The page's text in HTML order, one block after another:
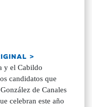
>
y el Cabildo
candidatos que
de Canales
celebran este año